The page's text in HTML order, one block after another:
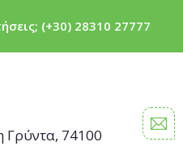
(+30) 28310 27777
Γρύντα, 74100